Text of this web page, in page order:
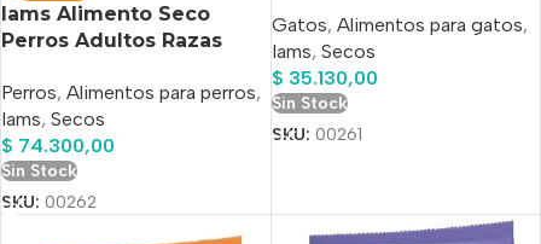
Iams Alimento Seco
Perros Adultos Razas
Perros, Alimentos para perros,
Iams, Secos
$ 74.300,00
Sin Stock
SKU: 00262
Gatos, Alimentos para gatos,
Iams, Secos
$ 35.130,00
Sin Stock
SKU: 00261